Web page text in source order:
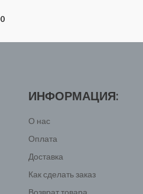
ИНФОРМАЦИЯ:
О нас
Оплата
Доставка
Как сделать заказ
Возврат товара